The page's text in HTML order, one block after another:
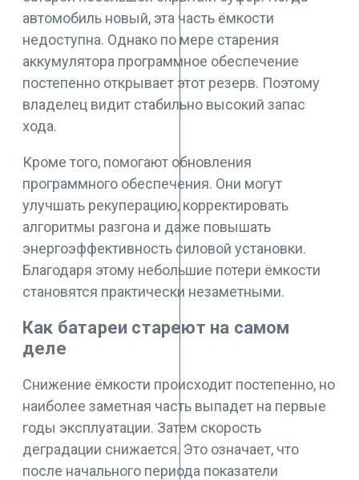
автомобиль новый, эта часть ёмкости
недоступна. Однако по мере старения
аккумулятора программное обеспечение
постепенно открывает этот резерв. Поэтому
владелец видит стабильно высокий запас
хода.
Кроме того, помогают обновления
программного обеспечения. Они могут
улучшать рекуперацию, корректировать
алгоритмы разгона и даже повышать
энергоэффективность силовой установки.
Благодаря этому небольшие потери ёмкости
становятся практически незаметными.
Как батареи стареют на самом
деле
Снижение ёмкости происходит постепенно, но
наиболее заметная часть выпадет на первые
годы эксплуатации. Затем скорость
деградации снижается. Это означает, что
после начального периода показатели